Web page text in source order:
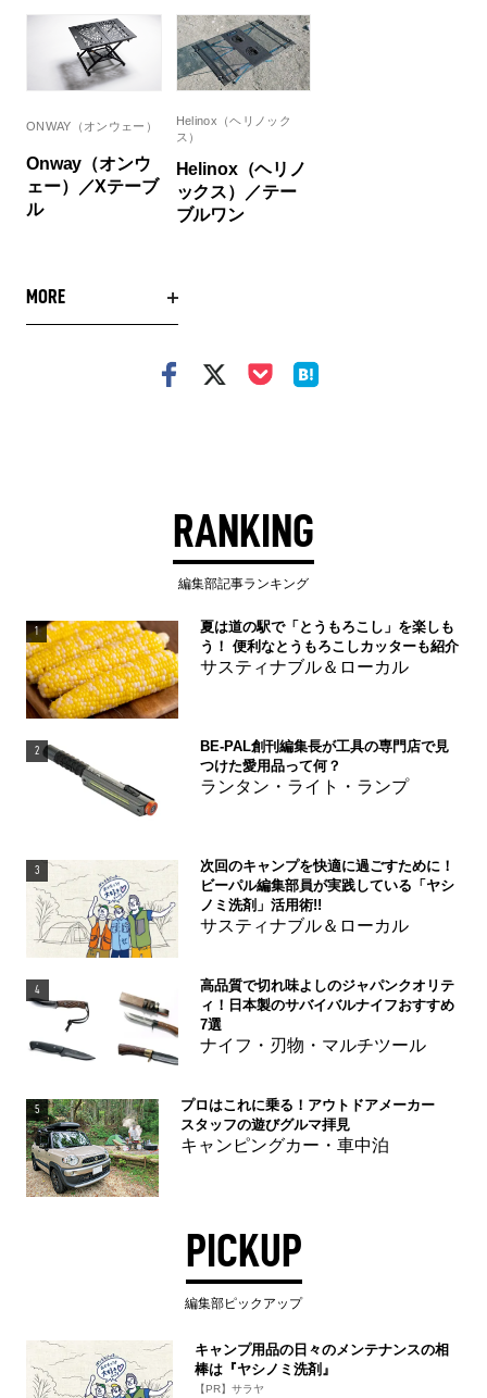
ONWAY（オンウェー）
Onway（オンウ
ェー）／Xテーブ
ル
Helinox（ヘリノック
ス）
Helinox（ヘリノ
ックス）／テー
ブルワン
MORE
RANKING
編集部記事ランキング
1
夏は道の駅で「とうもろこし」を楽しも
う！ 便利なとうもろこしカッターも紹介
サスティナブル＆ローカル
2
BE-PAL創刊編集長が工具の専門店で見
つけた愛用品って何？
ランタン・ライト・ランプ
3
次回のキャンプを快適に過ごすために！
ビーパル編集部員が実践している「ヤシ
ノミ洗剤」活用術!!
サスティナブル＆ローカル
4
高品質で切れ味よしのジャパンクオリテ
ィ！日本製のサバイバルナイフおすすめ
7選
ナイフ・刃物・マルチツール
5
プロはこれに乗る！アウトドアメーカー
スタッフの遊びグルマ拝見
キャンピングカー・車中泊
PICKUP
編集部ピックアップ
キャンプ用品の日々のメンテナンスの相
棒は『ヤシノミ洗剤』
【PR】サラヤ